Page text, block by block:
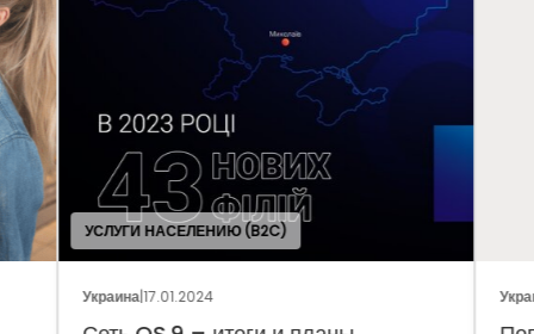
Украина|05.01.2024